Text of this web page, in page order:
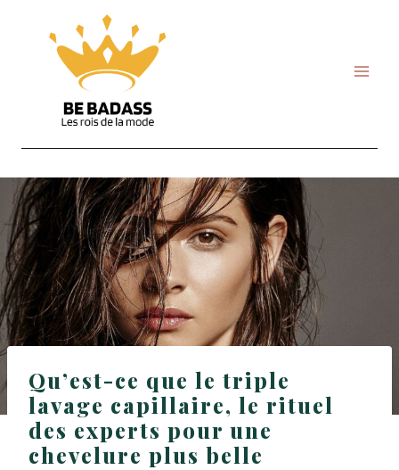
content
Qu’est-ce que le triple
lavage capillaire, le rituel
des experts pour une
chevelure plus belle